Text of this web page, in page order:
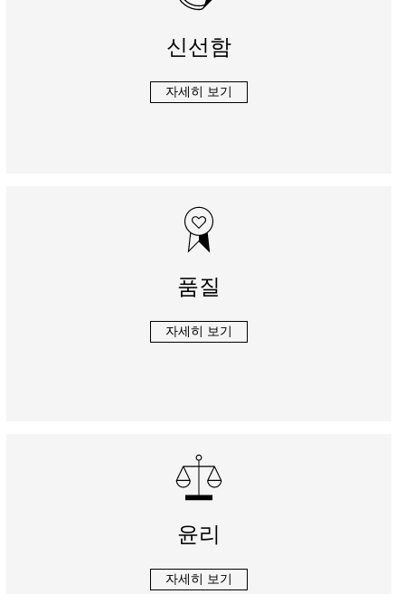
신선함
자세히 보기
품질
자세히 보기
윤리
자세히 보기